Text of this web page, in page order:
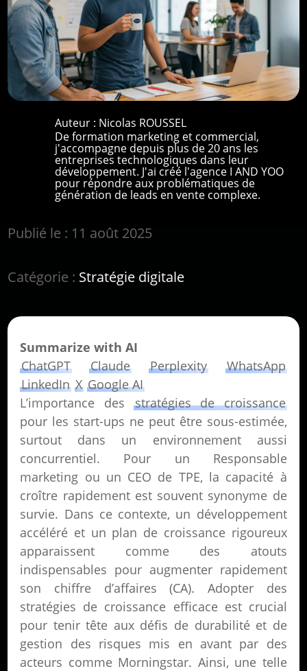
Auteur : Nicolas ROUSSEL
De formation marketing et commercial,
j'accompagne depuis plus de 20 ans les
entreprises technologiques dans leur
développement. J'ai créé l'agence I AND YOO
pour répondre aux problématiques de
génération de leads en vente complexe.
Publié le : 11 août 2025
Catégorie : Stratégie digitale
Summarize with AI
ChatGPT
Claude Perplexity
WhatsApp
LinkedIn X Google AI
L’importance desstratégies de croissance
pour les start-ups ne peut être sous-estimée,
surtout dans un environnement aussi
concurrentiel. Pour un Responsable
marketing ou un CEO de TPE, la capacité à
croître rapidement est souvent synonyme de
survie. Dans ce contexte, un développement
accéléré et un plan de croissance rigoureux
apparaissent comme des atouts
indispensables pour augmenter rapidement
son chiffre d’affaires (CA). Adopter des
stratégies de croissance efficace est crucial
pour tenir tête aux défis de durabilité et de
gestion des risques mis en avant par des
acteurs comme Morningstar. Ainsi, une telle